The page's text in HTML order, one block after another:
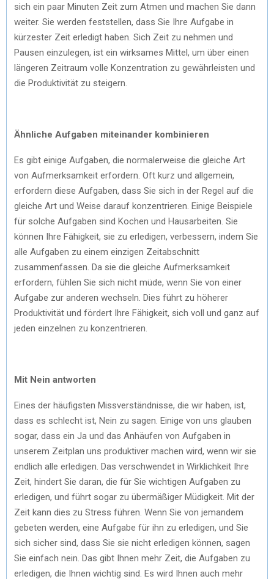
sich ein paar Minuten Zeit zum Atmen und machen Sie dann
weiter. Sie werden feststellen, dass Sie Ihre Aufgabe in
kürzester Zeit erledigt haben. Sich Zeit zu nehmen und
Pausen einzulegen, ist ein wirksames Mittel, um über einen
längeren Zeitraum volle Konzentration zu gewährleisten und
die Produktivität zu steigern.
Ähnliche Aufgaben miteinander kombinieren
Es gibt einige Aufgaben, die normalerweise die gleiche Art
von Aufmerksamkeit erfordern. Oft kurz und allgemein,
erfordern diese Aufgaben, dass Sie sich in der Regel auf die
gleiche Art und Weise darauf konzentrieren. Einige Beispiele
für solche Aufgaben sind Kochen und Hausarbeiten. Sie
können Ihre Fähigkeit, sie zu erledigen, verbessern, indem Sie
alle Aufgaben zu einem einzigen Zeitabschnitt
zusammenfassen. Da sie die gleiche Aufmerksamkeit
erfordern, fühlen Sie sich nicht müde, wenn Sie von einer
Aufgabe zur anderen wechseln. Dies führt zu höherer
Produktivität und fördert Ihre Fähigkeit, sich voll und ganz auf
jeden einzelnen zu konzentrieren.
Mit Nein antworten
Eines der häufigsten Missverständnisse, die wir haben, ist,
dass es schlecht ist, Nein zu sagen. Einige von uns glauben
sogar, dass ein Ja und das Anhäufen von Aufgaben in
unserem Zeitplan uns produktiver machen wird, wenn wir sie
endlich alle erledigen. Das verschwendet in Wirklichkeit Ihre
Zeit, hindert Sie daran, die für Sie wichtigen Aufgaben zu
erledigen, und führt sogar zu übermäßiger Müdigkeit. Mit der
Zeit kann dies zu Stress führen. Wenn Sie von jemandem
gebeten werden, eine Aufgabe für ihn zu erledigen, und Sie
sich sicher sind, dass Sie sie nicht erledigen können, sagen
Sie einfach nein. Das gibt Ihnen mehr Zeit, die Aufgaben zu
erledigen, die Ihnen wichtig sind. Es wird Ihnen auch mehr